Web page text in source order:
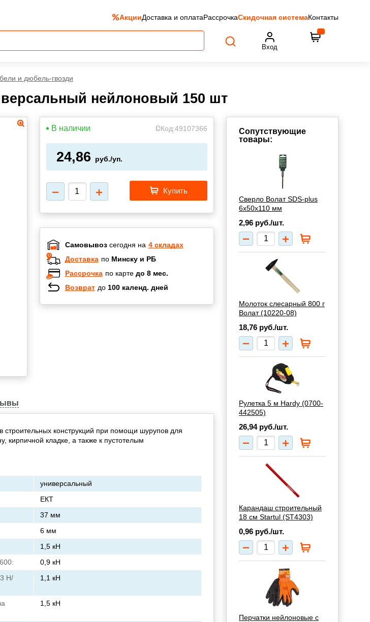
АкцииДоставка и оплатаРассрочкаСкидочная системаКонтакты
Вход
и дюбель-гвозди
нейлоновый 150 шт
В наличии Код:49107366
24,86 руб./уп.
Купить
Самовывозсегодня на 4 складах
Доставка по Минску и РБ
Рассрочка по карте до 8 мес.
Возврат до 100 календ. дней
строительных конструкций при помощи шурупов для
кирпичной кладке, а также к пустотелым
универсальный
ЕКТ
37 мм
6 мм
1,5 кН
0,9 кН
Н/
1,1 кН
1,5 кН
Сопутствующие
товары:
Сверло Волат SDS-plus
6х50х110 мм
2,96 руб./шт.
Молоток слесарный 800 г
Волат (10220-08)
18,76 руб./шт.
Рулетка 5 м Hardy (0700-
442505)
26,94 руб./шт.
Карандаш строительный
18 см Startul (ST4303)
0,96 руб./шт.
Перчатки нейлоновые с